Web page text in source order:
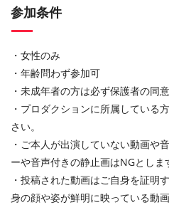
参加条件
・女性のみ
・年齢問わず参加可
・未成年者の方は必ず保護者の同
・プロダクションに所属している
さい。
・ご本人が出演していない動画や
ーや音声付きの静止画はNGとしま
・投稿された動画はご自身を証明
身の顔や姿が鮮明に映っている動画